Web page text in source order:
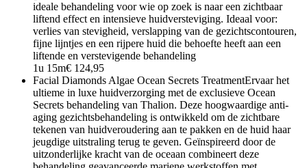
ideale behandeling voor wie op zoek is naar een zichtbaar
liftend effect en intensieve huidversteviging. Ideaal voor:
verlies van stevigheid, verslapping van de gezichtscontouren,
fijne lijntjes en een rijpere huid die behoefte heeft aan een
liftende en verstevigende behandeling
1u 15m€ 124,95
Facial Diamonds Algae Ocean Secrets TreatmentErvaar het
ultieme in luxe huidverzorging met de exclusieve Ocean
Secrets behandeling van Thalion. Deze hoogwaardige anti-
aging gezichtsbehandeling is ontwikkeld om de zichtbare
tekenen van huidveroudering aan te pakken en de huid haar
jeugdige uitstraling terug te geven. Geïnspireerd door de
uitzonderlijke kracht van de oceaan combineert deze